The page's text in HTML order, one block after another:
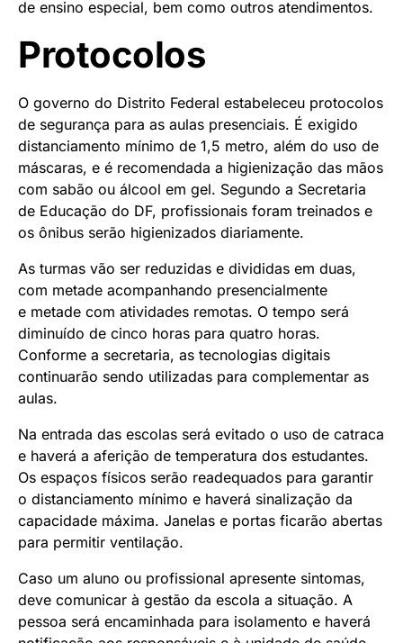
de ensino especial, bem como outros atendimentos.
Protocolos
O governo do Distrito Federal estabeleceu protocolos
de segurança para as aulas presenciais. É exigido
distanciamento mínimo de 1,5 metro, além do uso de
máscaras, e é recomendada a higienização das mãos
com sabão ou álcool em gel. Segundo a Secretaria
de Educação do DF, profissionais foram treinados e
os ônibus serão higienizados diariamente.
As turmas vão ser reduzidas e divididas em duas,
com metade acompanhando presencialmente
e metade com atividades remotas. O tempo será
diminuído de cinco horas para quatro horas.
Conforme a secretaria, as tecnologias digitais
continuarão sendo utilizadas para complementar as
aulas.
Na entrada das escolas será evitado o uso de catraca
e haverá a aferição de temperatura dos estudantes.
Os espaços físicos serão readequados para garantir
o distanciamento mínimo e haverá sinalização da
capacidade máxima. Janelas e portas ficarão abertas
para permitir ventilação.
Caso um aluno ou profissional apresente sintomas,
deve comunicar à gestão da escola a situação. A
pessoa será encaminhada para isolamento e haverá